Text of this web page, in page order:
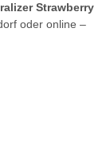
Strawberry
oder online –